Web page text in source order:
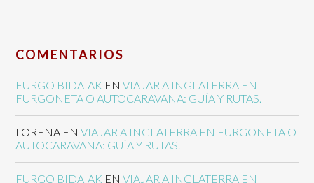
COMENTARIOS
FURGO BIDAIAK ENVIAJAR A INGLATERRA EN
FURGONETA O AUTOCARAVANA: GUÍA Y RUTAS.
LORENA ENVIAJAR A INGLATERRA EN FURGONETA O
AUTOCARAVANA: GUÍA Y RUTAS.
FURGO BIDAIAK ENVIAJAR A INGLATERRA EN